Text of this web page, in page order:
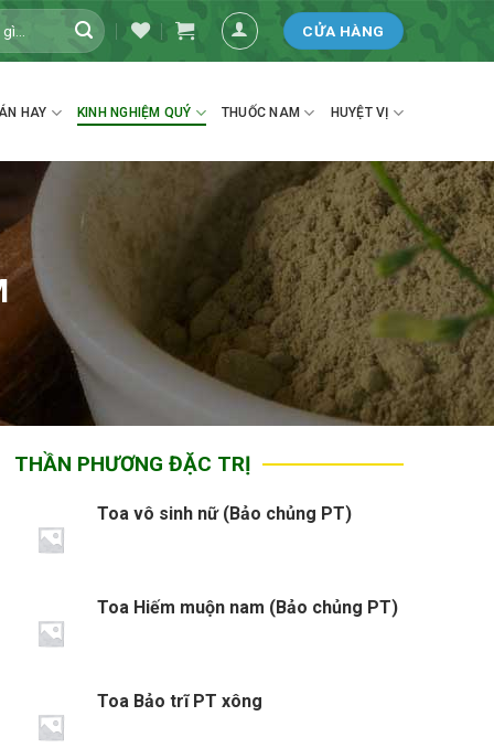
CỬA HÀNG
HAY KINH NGHIỆM QUÝ THUỐC NAM HUYỆT VỊ
THẦN PHƯƠNG ĐẶC TRỊ
Toa vô sinh nữ (Bảo chủng PT)
Toa Hiếm muộn nam (Bảo chủng PT)
Toa Bảo trĩ PT xông